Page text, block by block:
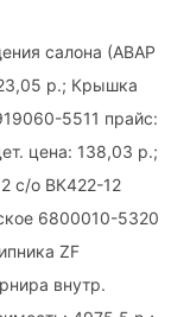
салона (АВАР
р.; Крышка
5511 прайс:
цена: 138,03 р.;
с/о ВК422-12
6800010-5320
ZF
внутр.